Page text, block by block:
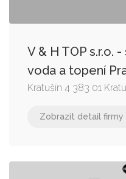
V & H TOP s.r.o.
voda a topení
Kratušín 4 383 01
Zobrazit detail firmy